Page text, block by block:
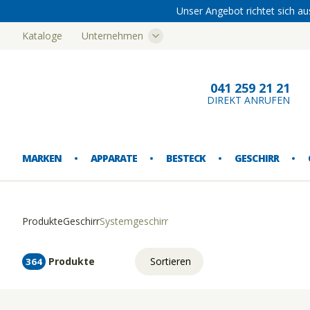
Kataloge Unternehmen
041 259 21 21
DIREKT ANRUFEN
MARKEN APPARATE
EISMASCHINEN
BESTECK
ESSBESTECK
GESCHIRR
ESSGESCHIRR
AUSSCHANK
AUFBEWAHRUNG
BUFFETARTIKEL
FUSSMATTEN
ABFALLEIMER
Unser Angebot richtet sich
ProdukteGeschirrSystemgeschirr
364 Produkte Sortieren